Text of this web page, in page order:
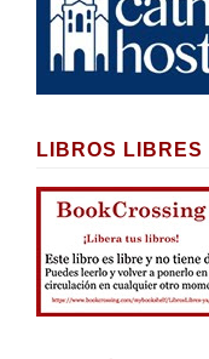
LIBROS LIBRES